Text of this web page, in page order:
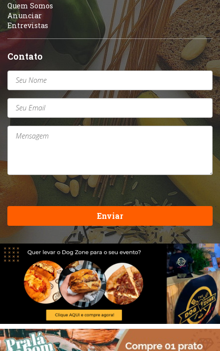
Quem Somos
Anunciar
Entrevistas
Contato
Enviar